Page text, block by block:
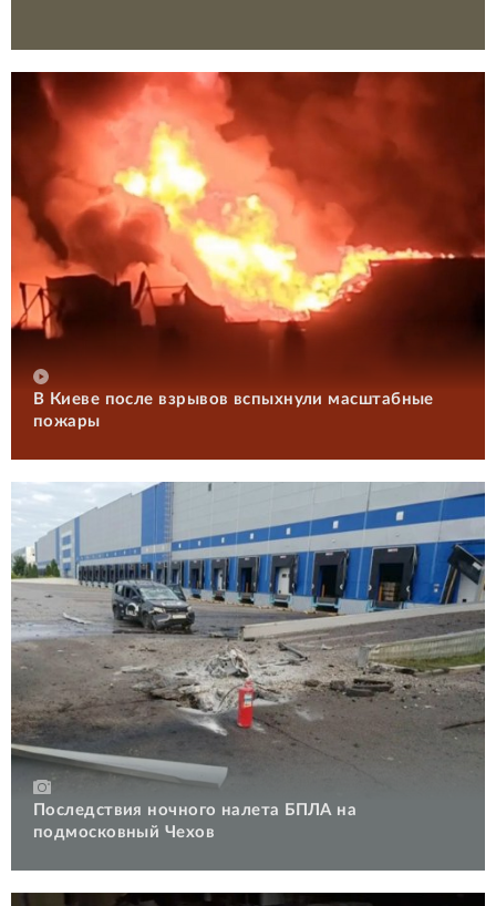
В Киеве после взрывов вспыхнули масштабные
пожары
Последствия ночного налета БПЛА на
подмосковный Чехов